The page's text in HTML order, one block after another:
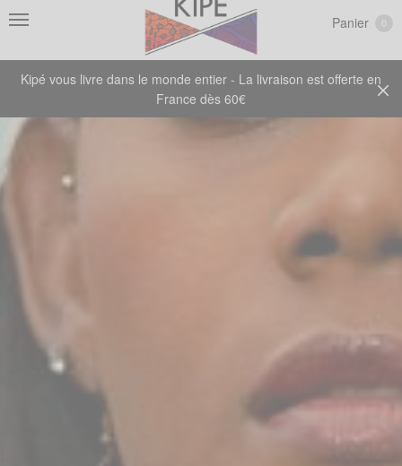
Kipé vous livre dans le monde entier - La livraison est offerte en
France dès 60€
Panier